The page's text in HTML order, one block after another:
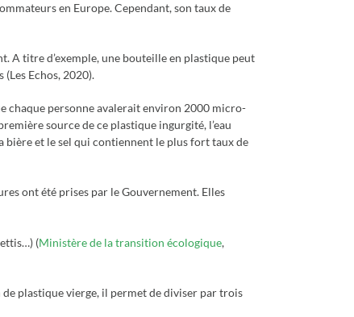
en Europe. Cependant, son taux de
A titre d’exemple, une bouteille en plastique peut
Echos, 2020).
chaque personne avalerait environ 2000 micro-
source de ce plastique ingurgité, l’eau
bière et le sel qui contiennent le plus fort taux de
ont été prises par le Gouvernement. Elles
(Ministère de la transition écologique,
plastique vierge, il permet de diviser par trois